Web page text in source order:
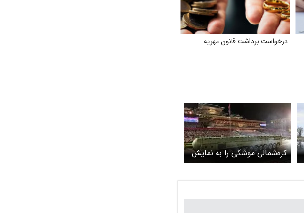
درخواست برداشت قانون مهریه
کره‌شمالی موشکی را به نمایش
گذاشت که تا خاک آمریکا می